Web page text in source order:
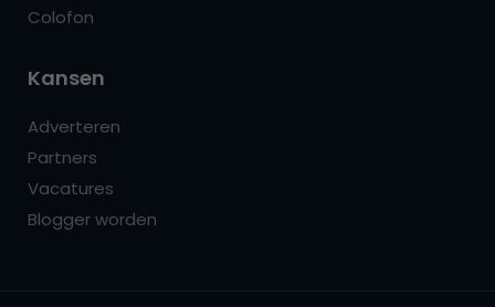
Colofon
Kansen
Adverteren
Partners
Vacatures
Blogger worden